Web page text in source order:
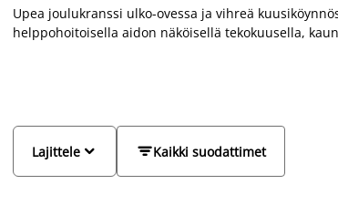
Upea joulukranssi ulko-ovessa ja vihreä
helppohoitoisella aidon näköisellä tekokuusella,
kanssa.
Kaikki suodattimet

Lajittele